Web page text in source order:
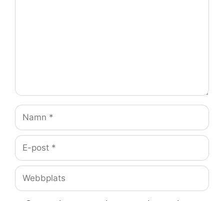
Namn
E-
post
Webbplats